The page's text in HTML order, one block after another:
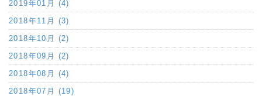
2019年01月 (4)
2018年11月 (3)
2018年10月 (2)
2018年09月 (2)
2018年08月 (4)
2018年07月 (19)